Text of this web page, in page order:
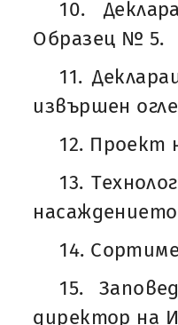
10.
Образец № 5.
11.
извършен
12. Проект
13.
14.
15.
директор на